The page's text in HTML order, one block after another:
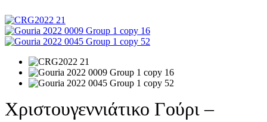
Χριστουγεννιάτικο Γούρι –